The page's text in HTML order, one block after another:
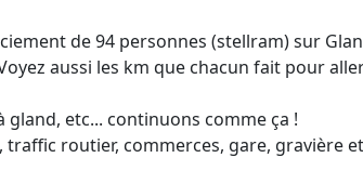
de 94 personnes (stellram) sur
aussi les km que chacun fait pour
etc... continuons comme ça !
routier, commerces, gare, gravière